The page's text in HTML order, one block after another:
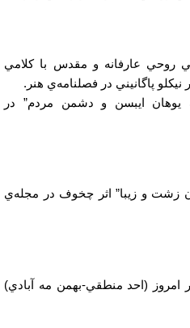
روحي عارفانه و مقدس با كلامي
نيكلو پاگانيني در فصلنامه‌ي هنر.
يوهان ايبسن و دشمن مردم” در
زشت و زيبا” اثر چخوف در مجله‌ي
امروز (احد منطقي-بهمن مه آبادي)